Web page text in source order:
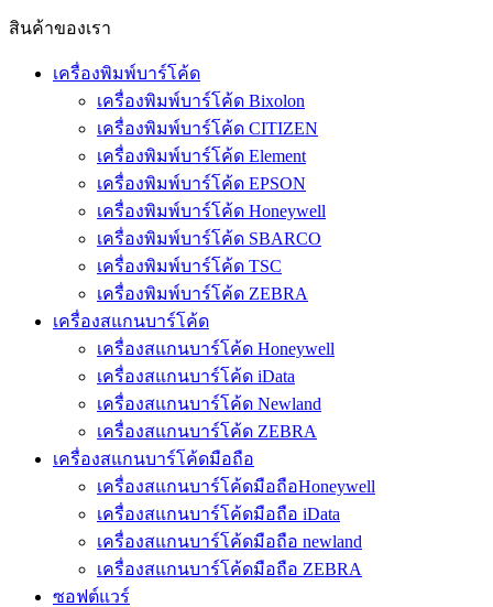
สินค้าของเรา
เครื่องพิมพ์บาร์โค้ด
เครื่องพิมพ์บาร์โค้ด Bixolon
เครื่องพิมพ์บาร์โค้ด CITIZEN
เครื่องพิมพ์บาร์โค้ด Element
เครื่องพิมพ์บาร์โค้ด EPSON
เครื่องพิมพ์บาร์โค้ด Honeywell
เครื่องพิมพ์บาร์โค้ด SBARCO
เครื่องพิมพ์บาร์โค้ด TSC
เครื่องพิมพ์บาร์โค้ด ZEBRA
เครื่องสแกนบาร์โค้ด
เครื่องสแกนบาร์โค้ด Honeywell
เครื่องสแกนบาร์โค้ด iData
เครื่องสแกนบาร์โค้ด Newland
เครื่องสแกนบาร์โค้ด ZEBRA
เครื่องสแกนบาร์โค้ดมือถือ
เครื่องสแกนบาร์โค้ดมือถือHoneywell
เครื่องสแกนบาร์โค้ดมือถือ iData
เครื่องสแกนบาร์โค้ดมือถือ newland
เครื่องสแกนบาร์โค้ดมือถือ ZEBRA
ซอฟต์แวร์